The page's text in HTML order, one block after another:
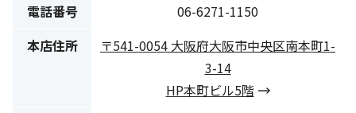
電話番号
06-6271-1150
本店住所
〒541-0054 大阪府大阪市中央区南本町1-
3-14
HP本町ビル5階